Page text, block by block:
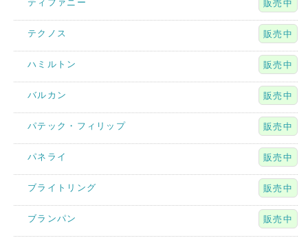
ティファニー 販売中
テクノス 販売中
ハミルトン 販売中
バルカン 販売中
パテック・フィリップ 販売中
パネライ 販売中
ブライトリング 販売中
ブランパン 販売中